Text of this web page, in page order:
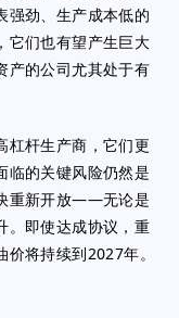
强劲、生产成本低的
它们也有望产生巨大
产的公司尤其处于有
杠杆生产商，它们更
临的关键风险仍然是
重新开放——无论是
即使达成协议，重
将持续到2027年。